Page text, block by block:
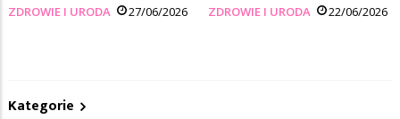
ZDROWIE I URODA 27/06/2026 ZDROWIE I URODA 22/06/2026
Kategorie